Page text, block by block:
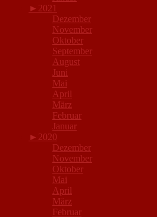
► 2021
Dezember
November
Oktober
September
August
Juni
Mai
April
März
Februar
Januar
► 2020
Dezember
November
Oktober
Mai
April
März
Februar